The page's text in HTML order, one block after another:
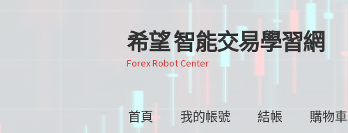
跳
至
導
覽
跳
至
主
要
容
希望 智能交易學習網
Forex Robot Center
首頁 我的帳號 結帳 購物車